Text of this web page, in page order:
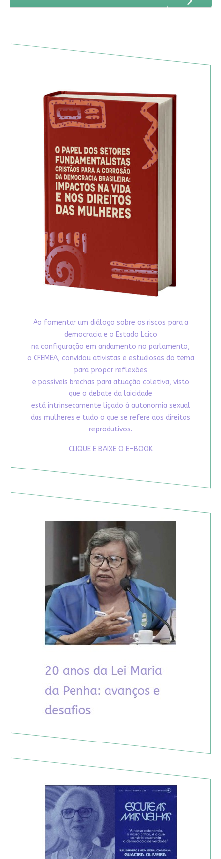
Ao fomentar um diálogo sobre os riscos para a
democracia e o Estado Laico
na configuração em andamento no parlamento,
o CFEMEA, convidou ativistas e estudiosas do tema
para propor reflexões
e possíveis brechas para atuação coletiva, visto
que o debate da laicidade
está intrinsecamente ligado à autonomia sexual
das mulheres e tudo o que se refere aos direitos
reprodutivos.
CLIQUE E BAIXE O E-BOOK